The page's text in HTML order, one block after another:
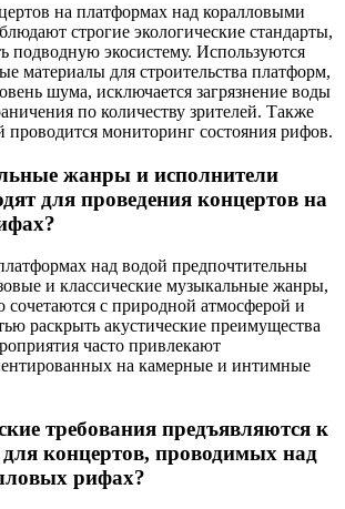
на платформах над коралловыми
строгие экологические стандарты,
подводную экосистему. Используются
материалы для строительства платформ,
шума, исключается загрязнение воды
по количеству зрителей. Также
проводится мониторинг состояния рифов.
жанры и исполнители
для проведения концертов на
над водой предпочтительны
и классические музыкальные жанры,
сочетаются с природной атмосферой и
раскрыть акустические преимущества
часто привлекают
на камерные и интимные
требования предъявляются к
концертов, проводимых над
рифах?